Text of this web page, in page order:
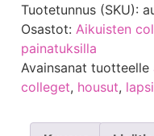
Tuotetunnus (SKU):
Osastot: Aikuisten
painatuksilla
Avainsanat tuotteelle
colleget, housut, lapsi